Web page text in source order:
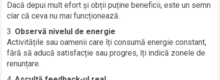
Dacă depui mult efort și obții puține beneficii, este un semn
clar că ceva nu mai funcționează.
Observă nivelul de energie
Activitățile sau oamenii care îți consumă energie constant,
fără să aducă satisfacție sau progres, îți indică zonele de
renunțare.